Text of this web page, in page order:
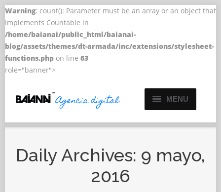
Warning: count(): Parameter must be an array or an object that
implements Countable in
/home/baianai/public_html/baianai-
blog/assets/themes/dt-armada/inc/extensions/stylesheet-
functions.php on line 63
role="banner">
MENU
Servicios
Trabajos
Proyectos
Daily Archives: 9 mayo,
2016